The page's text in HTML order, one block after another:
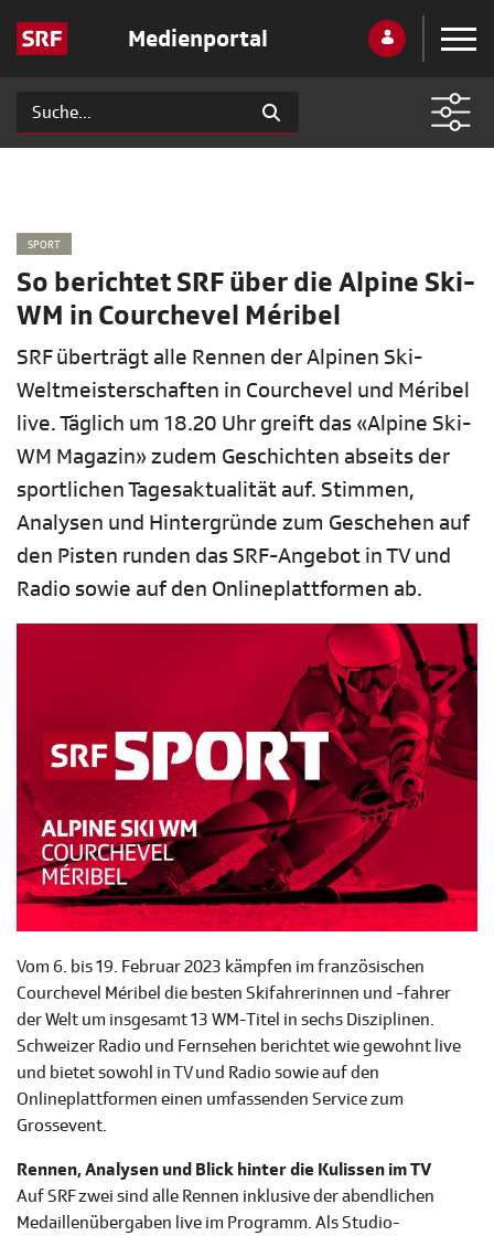
Medienportal
SPORT
So berichtet SRF über die Alpine Ski-
WM in Courchevel Méribel
SRF überträgt alle Rennen der Alpinen Ski-
Weltmeisterschaften in Courchevel und Méribel
live. Täglich um 18.20 Uhr greift das «Alpine Ski-
WM Magazin» zudem Geschichten abseits der
sportlichen Tagesaktualität auf. Stimmen,
Analysen und Hintergründe zum Geschehen auf
den Pisten runden das SRF-Angebot in TV und
Radio sowie auf den Onlineplattformen ab.
Vom 6. bis 19. Februar 2023 kämpfen im französischen
Courchevel Méribel die besten Skifahrerinnen und -fahrer
der Welt um insgesamt 13 WM-Titel in sechs Disziplinen.
Schweizer Radio und Fernsehen berichtet wie gewohnt live
und bietet sowohl in TV und Radio sowie auf den
Onlineplattformen einen umfassenden Service zum
Grossevent.
Rennen, Analysen und Blick hinter die Kulissen im TV
Auf SRF zwei sind alle Rennen inklusive der abendlichen
Medaillenübergaben live im Programm. Als Studio-